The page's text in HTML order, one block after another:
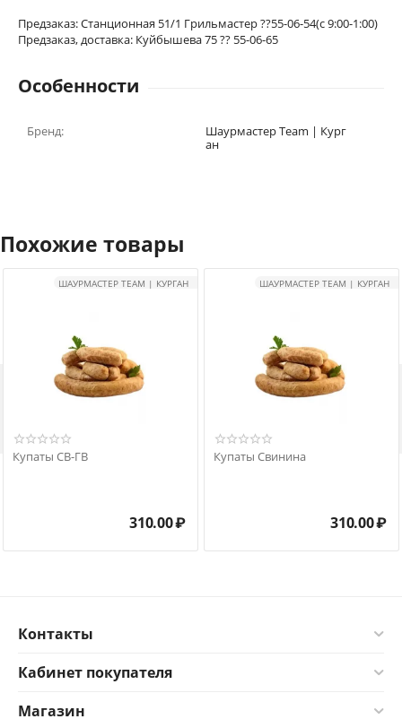
Предзаказ: Станционная 51/1 Грильмастер ??55-06-54(с 9:00-1:00)
Предзаказ, доставка: Куйбышева 75 ?? 55-06-65
Особенности
Бренд:
Шаурмастер Team | Кург
ан
Похожие товары
ШАУРМАСТЕР TEAM | КУРГАН
Купаты СВ-ГВ
310.00₽
ШАУРМАСТЕР TEAM | КУРГАН
Купаты Свинина
310.00₽
Контакты
Кабинет покупателя
Магазин